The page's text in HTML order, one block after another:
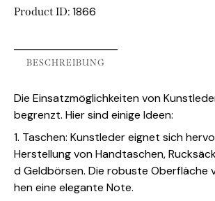
Product ID: 1866
BESCHREIBUNG
Die Einsatzmöglichkeiten von
begrenzt. Hier sind einige Ideen:
1. Taschen: Kunstleder eignet sich
Herstellung von Handtaschen,
d Geldbörsen. Die robuste Oberfläche
hen eine elegante Note.